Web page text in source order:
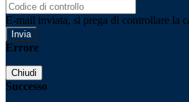
E-mail inviata, si prega di controllare la
Errore
Chiudi
Successo